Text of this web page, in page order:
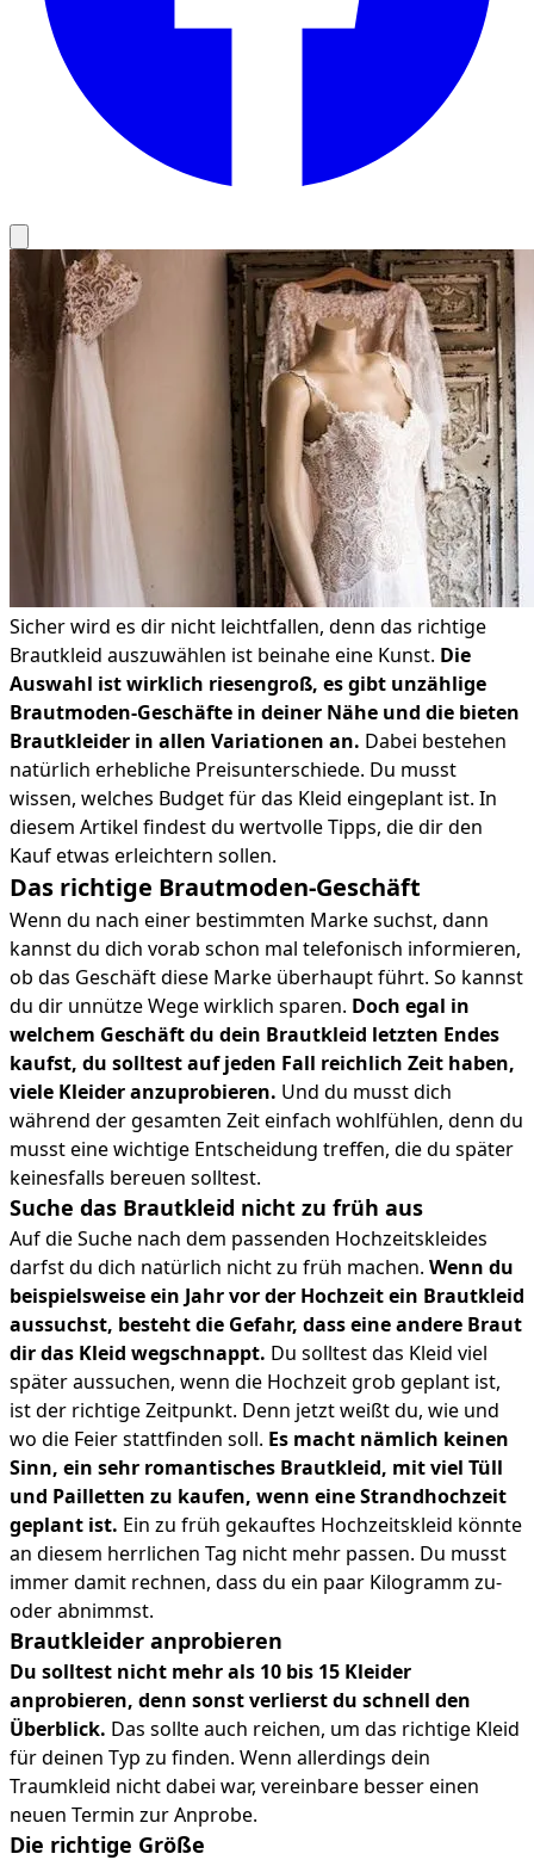
Sicher wird es dir nicht leichtfallen, denn das richtige
Brautkleid auszuwählen ist beinahe eine Kunst. Die
Auswahl ist wirklich riesengroß, es gibt unzählige
Brautmoden-Geschäfte in deiner Nähe und die bieten
Brautkleider in allen Variationen an. Dabei bestehen
natürlich erhebliche Preisunterschiede. Du musst
wissen, welches Budget für das Kleid eingeplant ist. In
diesem Artikel findest du wertvolle Tipps, die dir den
Kauf etwas erleichtern sollen.
Das richtige Brautmoden-Geschäft
Wenn du nach einer bestimmten Marke suchst, dann
kannst du dich vorab schon mal telefonisch informieren,
ob das Geschäft diese Marke überhaupt führt. So kannst
du dir unnütze Wege wirklich sparen. Doch egal in
welchem Geschäft du dein Brautkleid letzten Endes
kaufst, du solltest auf jeden Fall reichlich Zeit haben,
viele Kleider anzuprobieren. Und du musst dich
während der gesamten Zeit einfach wohlfühlen, denn du
musst eine wichtige Entscheidung treffen, die du später
keinesfalls bereuen solltest.
Suche das Brautkleid nicht zu früh aus
Auf die Suche nach dem passenden Hochzeitskleides
darfst du dich natürlich nicht zu früh machen. Wenn du
beispielsweise ein Jahr vor der Hochzeit ein Brautkleid
aussuchst, besteht die Gefahr, dass eine andere Braut
dir das Kleid wegschnappt. Du solltest das Kleid viel
später aussuchen, wenn die Hochzeit grob geplant ist,
ist der richtige Zeitpunkt. Denn jetzt weißt du, wie und
wo die Feier stattfinden soll. Es macht nämlich keinen
Sinn, ein sehr romantisches Brautkleid, mit viel Tüll
und Pailletten zu kaufen, wenn eine Strandhochzeit
geplant ist. Ein zu früh gekauftes Hochzeitskleid könnte
an diesem herrlichen Tag nicht mehr passen. Du musst
immer damit rechnen, dass du ein paar Kilogramm zu-
oder abnimmst.
Brautkleider anprobieren
Du solltest nicht mehr als 10 bis 15 Kleider
anprobieren, denn sonst verlierst du schnell den
Überblick. Das sollte auch reichen, um das richtige Kleid
für deinen Typ zu finden. Wenn allerdings dein
Traumkleid nicht dabei war, vereinbare besser einen
neuen Termin zur Anprobe.
Die richtige Größe